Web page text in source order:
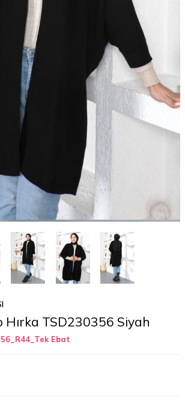
Hırka TSD230356 Siyah
Ebat